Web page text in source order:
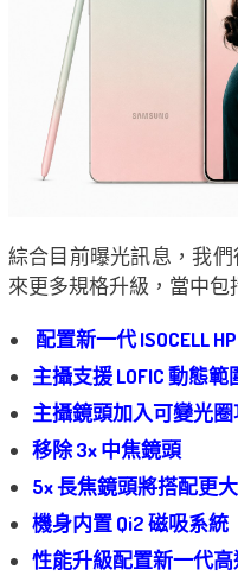
綜合目前曝光訊息，我們
來更多規格升級，當中包
配置新一代 ISOCELL
主攝支援 LOFIC 動態範
主攝鏡頭加入可變光圈
移除 3x 中焦鏡頭
5x 長焦鏡頭將搭配更
機身内置 Qi2 磁吸系統
性能升級配置新一代高